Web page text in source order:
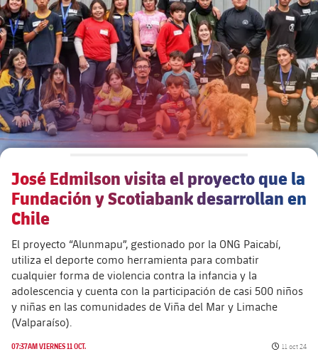
José Edmilson visita el proyecto que la
Fundación y Scotiabank desarrollan en
Chile
El proyecto “Alunmapu”, gestionado por la ONG Paicabí,
utiliza el deporte como herramienta para combatir
cualquier forma de violencia contra la infancia y la
adolescencia y cuenta con la participación de casi 500 niños
y niñas en las comunidades de Viña del Mar y Limache
(Valparaíso).
07:37AM VIERNES 11 OCT. Fecha de
11 oct 24